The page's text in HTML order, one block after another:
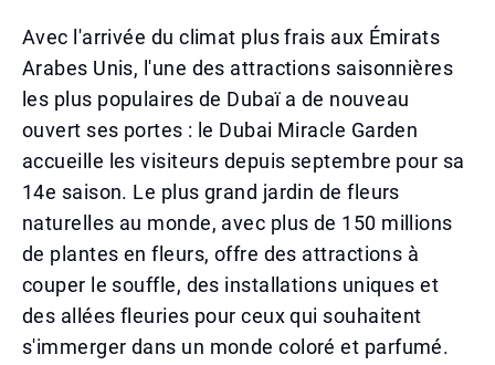
Avec l'arrivée du climat plus frais aux Émirats
Arabes Unis, l'une des attractions saisonnières
les plus populaires de Dubaï a de nouveau
ouvert ses portes : le Dubai Miracle Garden
accueille les visiteurs depuis septembre pour sa
14e saison. Le plus grand jardin de fleurs
naturelles au monde, avec plus de 150 millions
de plantes en fleurs, offre des attractions à
couper le souffle, des installations uniques et
des allées fleuries pour ceux qui souhaitent
s'immerger dans un monde coloré et parfumé.